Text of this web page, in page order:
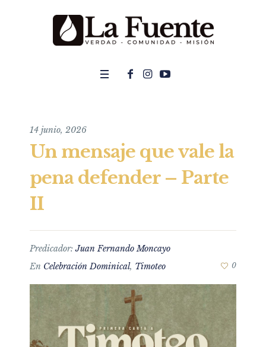
14 junio, 2026
Un mensaje que vale la
pena defender – Parte
II
Predicador:Juan Fernando Moncayo
En Celebración Dominical, Timoteo 0